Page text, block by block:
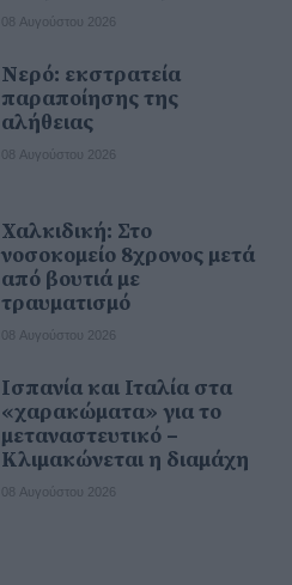
08 Αυγούστου 2026
Νερό: εκστρατεία
παραποίησης της
αλήθειας
08 Αυγούστου 2026
Χαλκιδική: Στο
νοσοκομείο 8χρονος μετά
από βουτιά με
τραυματισμό
08 Αυγούστου 2026
Ισπανία και Ιταλία στα
«χαρακώματα» για το
μεταναστευτικό –
Κλιμακώνεται η διαμάχη
08 Αυγούστου 2026